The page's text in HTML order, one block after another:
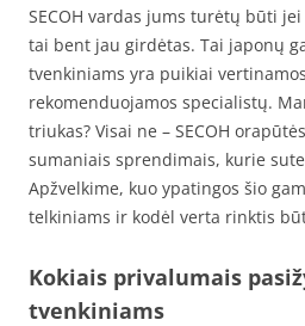
SECOH vardas jums turėtų būti
tai bent jau girdėtas. Tai japonų
tvenkiniams yra puikiai
rekomenduojamos specialistų.
triukas? Visai ne – SECOH
sumaniais sprendimais, kurie
Apžvelkime, kuo ypatingos šio
telkiniams ir kodėl verta rinktis
Kokiais privalumais
tvenkiniams